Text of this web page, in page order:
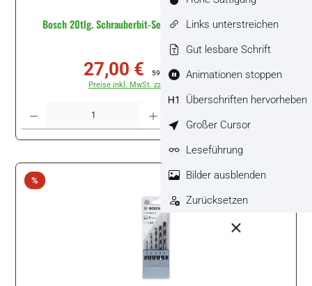
Bosch 20tlg. Schrauberbit-Set Drill&Drive #2607002786
Verkaufspreis:
27,00 € Regulärer Preis:
59,75 € (54.81% gespart)
Preise inkl. MwSt. zzgl. Versandkosten
%Rabatt
Links unterstreichen
Gut lesbare Schrift
Animationen stoppen
Überschriften hervorheben
Großer Cursor
Leseführung
Bilder ausblenden
Zurücksetzen